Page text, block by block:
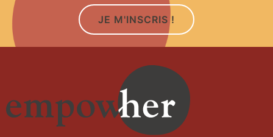
JE M'INSCRIS !